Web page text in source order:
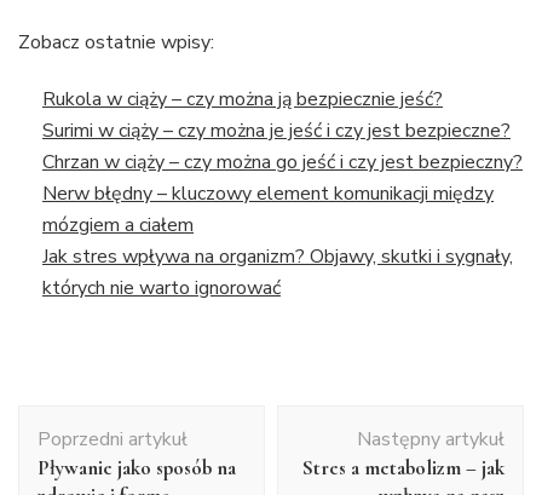
Zobacz ostatnie wpisy:
Rukola w ciąży – czy można ją bezpiecznie jeść?
Surimi w ciąży – czy można je jeść i czy jest bezpieczne?
Chrzan w ciąży – czy można go jeść i czy jest bezpieczny?
Nerw błędny – kluczowy element komunikacji między
mózgiem a ciałem
Jak stres wpływa na organizm? Objawy, skutki i sygnały,
których nie warto ignorować
wpisu
Poprzedni artykuł
Pływanie jako sposób na
Następny artykuł
Stres a metabolizm – jak